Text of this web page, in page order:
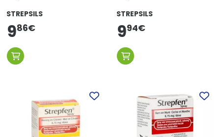
STREPSILS
986€
STREPSILS
994€